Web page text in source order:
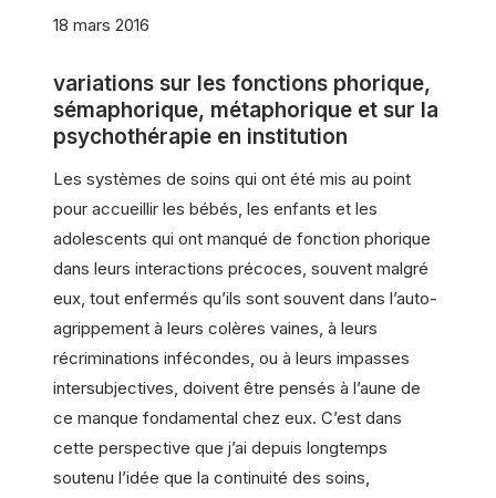
18 mars 2016
variations sur les fonctions phorique,
sémaphorique, métaphorique et sur la
psychothérapie en institution
Les systèmes de soins qui ont été mis au point
pour accueillir les bébés, les enfants et les
adolescents qui ont manqué de fonction phorique
dans leurs interactions précoces, souvent malgré
eux, tout enfermés qu’ils sont souvent dans l’auto-
agrippement à leurs colères vaines, à leurs
récriminations infécondes, ou à leurs impasses
intersubjectives, doivent être pensés à l’aune de
ce manque fondamental chez eux. C’est dans
cette perspective que j’ai depuis longtemps
soutenu l’idée que la continuité des soins,